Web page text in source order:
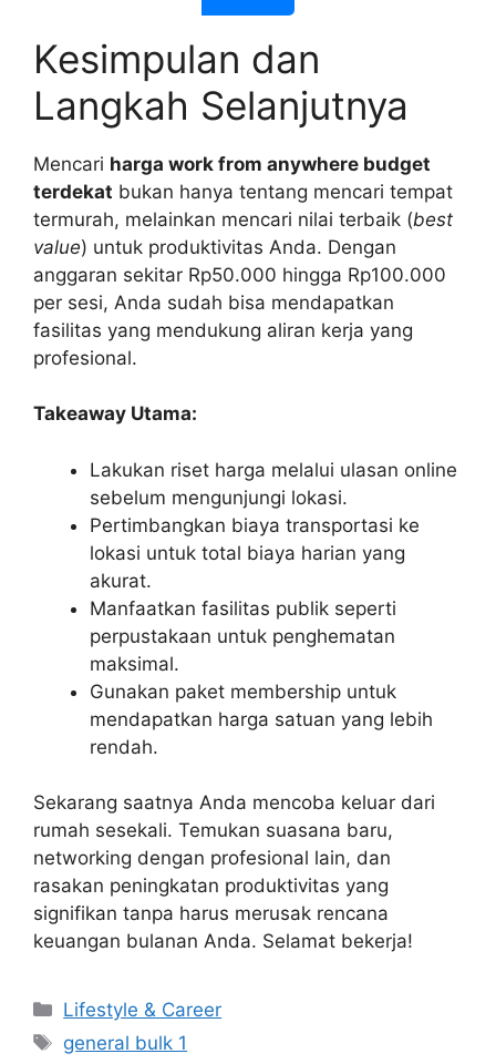
Kesimpulan dan
Langkah Selanjutnya
Mencari harga work from anywhere budget
terdekat bukan hanya tentang mencari tempat
termurah, melainkan mencari nilai terbaik (best
value) untuk produktivitas Anda. Dengan
anggaran sekitar Rp50.000 hingga Rp100.000
per sesi, Anda sudah bisa mendapatkan
fasilitas yang mendukung aliran kerja yang
profesional.
Takeaway Utama:
Lakukan riset harga melalui ulasan online
sebelum mengunjungi lokasi.
Pertimbangkan biaya transportasi ke
lokasi untuk total biaya harian yang
akurat.
Manfaatkan fasilitas publik seperti
perpustakaan untuk penghematan
maksimal.
Gunakan paket membership untuk
mendapatkan harga satuan yang lebih
rendah.
Sekarang saatnya Anda mencoba keluar dari
rumah sesekali. Temukan suasana baru,
networking dengan profesional lain, dan
rasakan peningkatan produktivitas yang
signifikan tanpa harus merusak rencana
keuangan bulanan Anda. Selamat bekerja!
Categories
Lifestyle & Career
Tags
general bulk 1